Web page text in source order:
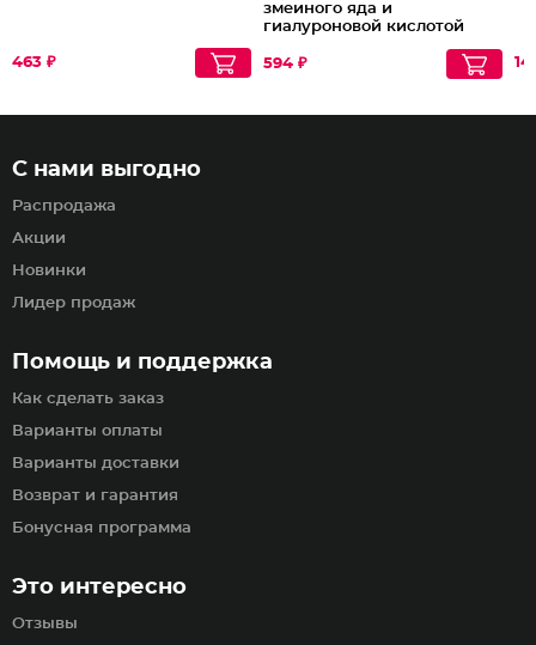
463 ₽
змеиного яда и
гиалуроновой кислотой
594 ₽
Помощь и поддержка
Как сделать заказ
Варианты оплаты
Варианты доставки
Возврат и гарантия
Бонусная программа
С нами выгодно
Распродажа
Акции
Новинки
Лидер продаж
Это интересно
Отзывы